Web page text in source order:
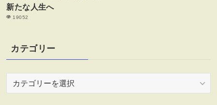
新たな人生へ
19052
カテゴリー